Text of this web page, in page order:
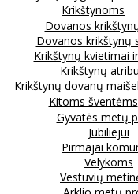
Krikštynoms
Dovanos
Dovanos krikštynų
Krikštynų kvietimai
Krikštynų
Krikštynų dovanų
Kitoms šventėms
Gyvatės metų
Jubiliejui
Pirmajai
Velykoms
Vestuvių